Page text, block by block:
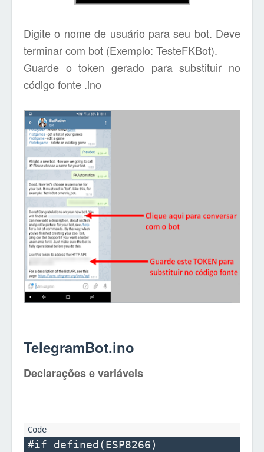
Digite o nome de usuário para seu bot. Deve
terminar com bot (Exemplo: TesteFKBot).
Guarde o token gerado para substituir no
código fonte .ino
TelegramBot.ino
Declarações e variáveis
#if defined(ESP8266)